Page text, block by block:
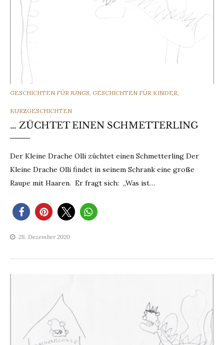
CATEGORIES
GESCHICHTEN FÜR JUNGS, GESCHICHTEN FÜR KINDER,
KURZGESCHICHTEN
… ZÜCHTET EINEN SCHMETTERLING
Der Kleine Drache Olli züchtet einen Schmetterling Der
Kleine Drache Olli findet in seinem Schrank eine große
Raupe mit Haaren. Er fragt sich: „Was ist…
28. Dezember 2020